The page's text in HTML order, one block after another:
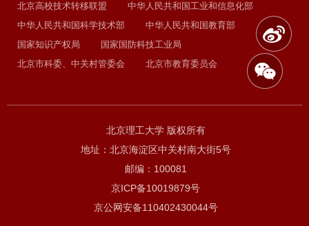
北京高校技术转移联盟
中华人民共和国工业和信息化部
中华人民共和国科学技术部
中华人民共和国教育部
国家知识产权局
国家国防科技工业局
北京市科委、中关村管委会
北京市教育委员会
北京理工大学 版权所有
地址：北京海淀区中关村南大街5号
邮编：100081
京ICP备10019879号
京公网安备110402430044号